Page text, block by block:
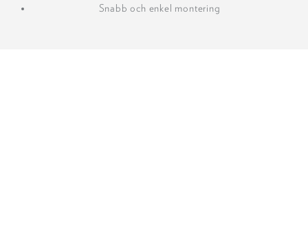
Snabb och enkel montering